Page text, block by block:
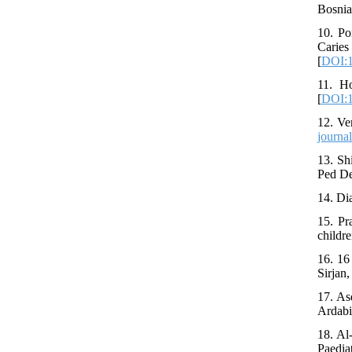
10.
[
11.
[
12.
13.
Ped
14.
15.
16.
17.
18.